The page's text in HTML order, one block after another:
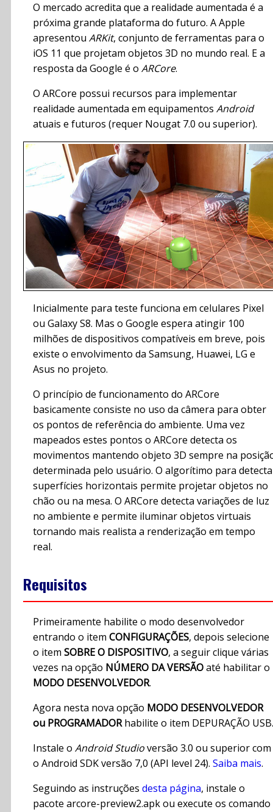
O mercado acredita que a realidade aumentada é a
próxima grande plataforma do futuro. A Apple
apresentou ARKit, conjunto de ferramentas para o
iOS 11 que projetam objetos 3D no mundo real. E a
resposta da Google é o ARCore.
O ARCore possui recursos para implementar
realidade aumentada em equipamentos Android
atuais e futuros (requer Nougat 7.0 ou superior).
Inicialmente para teste funciona em celulares Pixel
ou Galaxy S8. Mas o Google espera atingir 100
milhões de dispositivos compatíveis em breve, pois
existe o envolvimento da Samsung, Huawei, LG e
Asus no projeto.
O princípio de funcionamento do ARCore
basicamente consiste no uso da câmera para obter
os pontos de referência do ambiente. Uma vez
mapeados estes pontos o ARCore detecta os
movimentos mantendo objeto 3D sempre na
determinada pelo usuário. O algorítimo para
superfícies horizontais permite projetar objetos no
chão ou na mesa. O ARCore detecta variações de luz
no ambiente e permite iluminar objetos virtuais
tornando mais realista a renderização em tempo
real.
Requisitos
Primeiramente habilite o modo desenvolvedor
entrando o item CONFIGURAÇÕES, depois selecione
o item SOBRE O DISPOSITIVO, a seguir clique várias
vezes na opção NÚMERO DA VERSÃOaté habilitar o
MODO DESENVOLVEDOR.
Agora nesta nova opção MODO DESENVOLVEDOR
ou PROGRAMADORhabilite o item DEPURAÇÃO USB.
Instale o Android Studioversão 3.0 ou superior com
o Android SDK versão 7,0 (API level 24). Saiba mais.
Seguindo as instruções desta página, instale o
pacote arcore-preview2.apk ou execute os comando